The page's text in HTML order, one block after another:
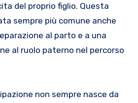
del proprio figlio. Questa
sempre più comune anche
al parto e a una
al ruolo paterno nel percorso
non sempre nasce da